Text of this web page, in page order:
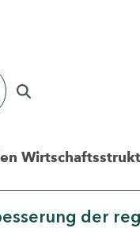
der